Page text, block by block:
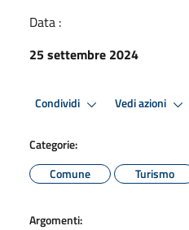
Data :
25 settembre 2024
Condividi Vedi azioni
Categorie:
Comune
Turismo
Argomenti: